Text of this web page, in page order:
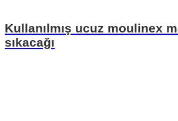
Kullanılmış ucuz moulinex
sıkacağı